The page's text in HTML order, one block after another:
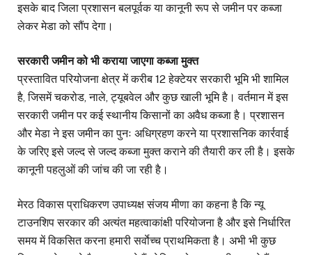
इसके बाद जिला प्रशासन बलपूर्वक या कानूनी रूप से जमीन पर कब्जा
लेकर मेडा को सौंप देगा।
सरकारी जमीन को भी कराया जाएगा कब्जा मुक्त
प्रस्तावित परियोजना क्षेत्र में करीब 12 हेक्टेयर सरकारी भूमि भी शामिल
है, जिसमें चकरोड, नाले, ट्यूबवेल और कुछ खाली भूमि है। वर्तमान में इस
सरकारी जमीन पर कई स्थानीय किसानों का अवैध कब्जा है। प्रशासन
और मेडा ने इस जमीन का पुनः अधिग्रहण करने या प्रशासनिक कार्रवाई
के जरिए इसे जल्द से जल्द कब्जा मुक्त कराने की तैयारी कर ली है। इसके
कानूनी पहलुओं की जांच की जा रही है।
मेरठ विकास प्राधिकरण उपाध्यक्ष संजय मीणा का कहना है कि न्यू
टाउनशिप सरकार की अत्यंत महत्वाकांक्षी परियोजना है और इसे निर्धारित
समय में विकसित करना हमारी सर्वाेच्च प्राथमिकता है। अभी भी कुछ